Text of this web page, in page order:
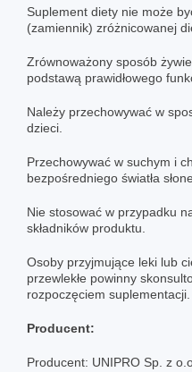
Suplement diety nie może
(zamiennik) zróżnicowanej
Zrównoważony sposób
podstawą prawidłowego
Należy przechowywać w
dzieci.
Przechowywać w suchym i
bezpośredniego światła
Nie stosować w przypadku
składników produktu.
Osoby przyjmujące leki lub
przewlekłe powinny
rozpoczęciem suplementacji.
Producent:
Producent: UNIPRO Sp. z